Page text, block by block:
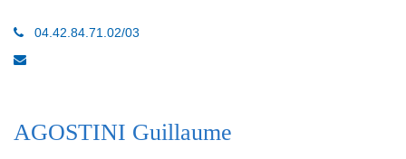
04.42.84.71.02/03
AGOSTINI Guillaume